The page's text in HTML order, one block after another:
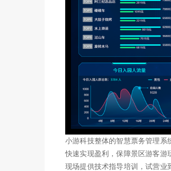
小游科技整体的智慧票务管理系
快速实现盈利，保障景区游客游
现场提供技术指导培训，试营业